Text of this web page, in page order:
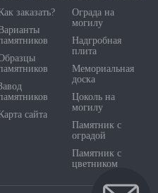
заказать?
сайта
Ограда на
могилу
Надгробная
плита
Мемориальная
доска
Цоколь на
могилу
Памятник с
оградой
Памятник с
цветником